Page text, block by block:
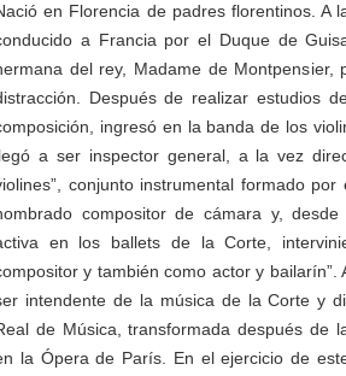
en Florencia de padres florentinos. A
a Francia por el Duque de
del rey, Madame de Montpensier,
Después de realizar estudios
ingresó en la banda de los
a ser inspector general, a la vez
conjunto instrumental formado por
compositor de cámara y,
en los ballets de la Corte,
y también como actor y bailarín”.
intendente de la música de la Corte y
de Música, transformada después de
la Ópera de París. En el ejercicio de